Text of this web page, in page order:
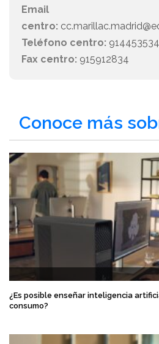
Email
centro:
Teléfono centro: 914453534
Fax centro: 915912834
Conoce más
¿Es posible enseñar inteligencia
consumo?